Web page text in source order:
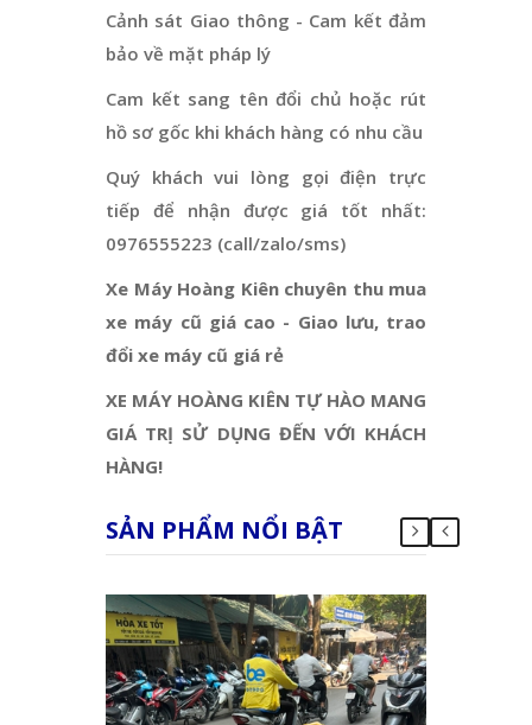
Cảnh sát Giao thông - Cam kết đảm
bảo về mặt pháp lý
Cam kết sang tên đổi chủ hoặc rút
hồ sơ gốc khi khách hàng có nhu cầu
Quý khách vui lòng gọi điện trực
tiếp để nhận được giá tốt nhất:
0976555223 (call/zalo/sms)
Xe Máy Hoàng Kiên chuyên thu mua
xe máy cũ giá cao - Giao lưu, trao
đổi xe máy cũ giá rẻ
XE MÁY HOÀNG KIÊN TỰ HÀO MANG
GIÁ TRỊ SỬ DỤNG ĐẾN VỚI KHÁCH
HÀNG!
SẢN PHẨM NỔI BẬT